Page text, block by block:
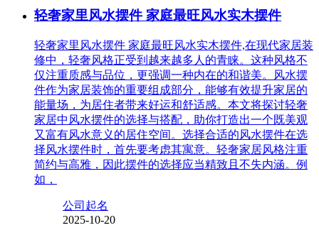
轻奢家里风水摆件 家庭最旺风水实木摆件
轻奢家里风水摆件 家庭最旺风水实木摆件,在现代家居装
修中，轻奢风格正受到越来越多人的青睐。这种风格不
仅注重质感与品位，更强调一种内在的和谐美。风水摆
件作为家居装饰的重要组成部分，能够有效提升家居的
能量场，为居住者带来好运和舒适感。本文将探讨轻奢
家居中风水摆件的选择与搭配，助你打造出一个既美观
又富有风水意义的居住空间。选择合适的风水摆件在选
择风水摆件时，首先要考虑其寓意。轻奢家居风格注重
简约与高雅，因此摆件的选择应当精致且不失内涵。例
如，
公司起名
2025-10-20